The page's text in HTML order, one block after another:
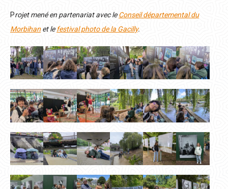
Projet mené en partenariat avec leConseil départemental du
Morbihan et le festival photo de la Gacilly.